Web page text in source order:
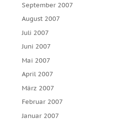
September 2007
August 2007
Juli 2007
Juni 2007
Mai 2007
April 2007
März 2007
Februar 2007
Januar 2007